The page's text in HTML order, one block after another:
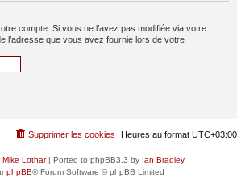
compte. Si vous ne l’avez pas modifiée via votre
l’adresse que vous avez fournie lors de votre
Heures au format UTC+03:00
Supprimer les cookies
Mike Lothar| Ported to phpBB3.3 by Ian Bradley
phpBB® Forum Software © phpBB Limited